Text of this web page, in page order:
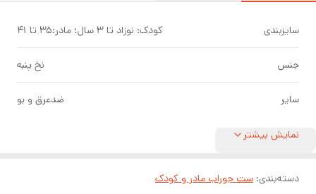
سایزبندی کودک: نوزاد تا ۳ سال؛ مادر:35 تا 41
جنس نخ پنبه
سایر ضدعرق و بو
نمایش بیشتر
دسته‌بندی: ست جوراب مادر و کودک